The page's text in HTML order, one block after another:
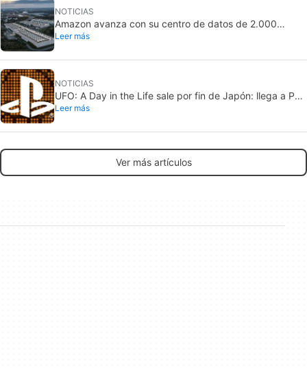
NOTICIAS
Amazon avanza con su centro de datos de 2.000
millones en California: crece la oposición local
Leer más
NOTICIAS
UFO: A Day in the Life sale por fin de Japón: llega a PS5
y Nintendo Switch 2
Leer más
Ver más artículos